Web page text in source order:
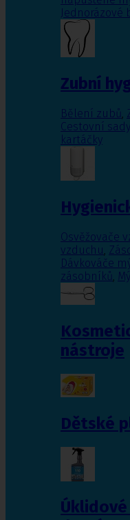
Jednorázové
Zubní
Bělení zubů,
Cestovní sady
kartáčky
Osvěžovače
vzduchu,
Dávkováče
zásobníků,
nástroje
Dětské